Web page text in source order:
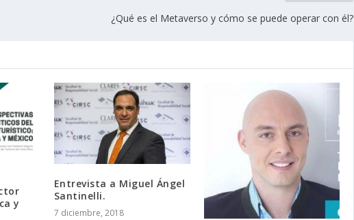
¿Qué es el Metaverso y cómo se puede operar con él?
y
Entrevista a Miguel Ángel
Santinelli.
7 diciembre, 2018